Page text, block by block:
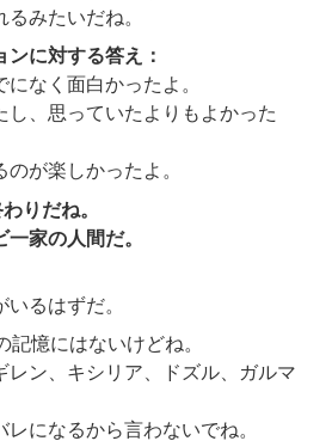
みたいだね。
に対する答え：
なく面白かったよ。
し、思っていたよりもよかった
が楽しかったよ。
りだね。
家の人間だ。
るはずだ。
憶にはないけどね。
レン、キシリア、ドズル、ガルマ
になるから言わないでね。